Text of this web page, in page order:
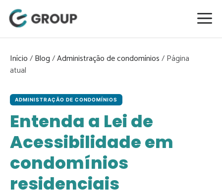
para
conteúdo
Início/Blog/Administração de condomínios/
ADMINISTRAÇÃO DE CONDOMÍNIOS
Entenda a Lei de
Acessibilidade em
condomínios
residenciais